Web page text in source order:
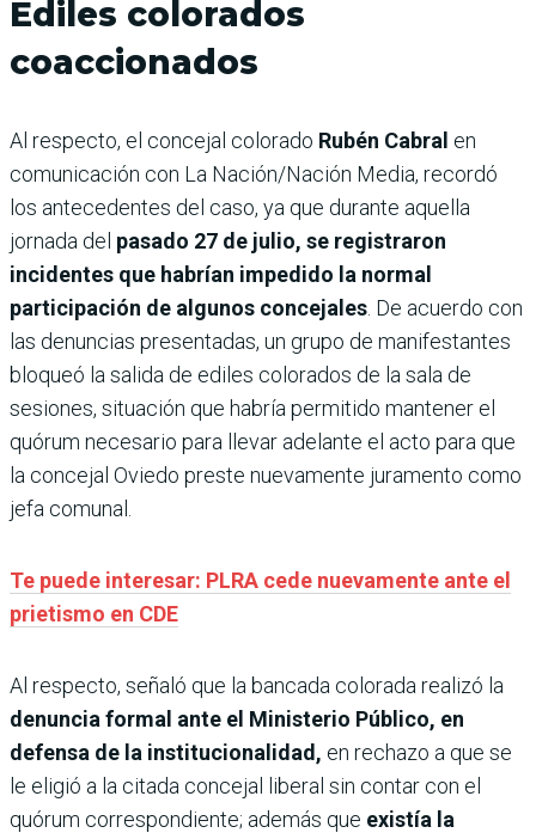
Ediles colorados
coaccionados
Al respecto, el concejal colorado Rubén Cabral en
comunicación con La Nación/Nación Media, recordó
los antecedentes del caso, ya que durante aquella
jornada del pasado 27 de julio, se registraron
incidentes que habrían impedido la normal
participación de algunos concejales. De acuerdo con
las denuncias presentadas, un grupo de manifestantes
bloqueó la salida de ediles colorados de la sala de
sesiones, situación que habría permitido mantener el
quórum necesario para llevar adelante el acto para que
la concejal Oviedo preste nuevamente juramento como
jefa comunal.
Te puede interesar: PLRA cede nuevamente ante el
prietismo en CDE
Al respecto, señaló que la bancada colorada realizó la
denuncia formal ante el Ministerio Público, en
defensa de la institucionalidad, en rechazo a que se
le eligió a la citada concejal liberal sin contar con el
quórum correspondiente; además que existía la